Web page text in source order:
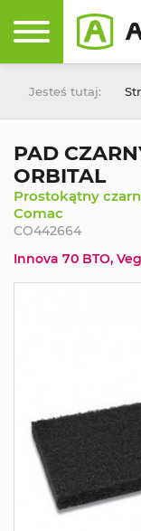
Jesteś tutaj:
PAD
ORBITAL
Prostokątny
Comac
CO442664
Innova 70 BTO,